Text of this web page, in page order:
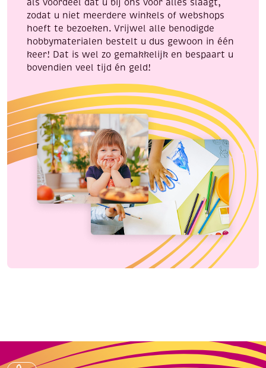
als voordeel dat u bij ons voor alles slaagt,
zodat u niet meerdere winkels of webshops
hoeft te bezoeken. Vrijwel alle benodigde
hobbymaterialen bestelt u dus gewoon in één
keer! Dat is wel zo gemakkelijk en bespaart u
bovendien veel tijd én geld!